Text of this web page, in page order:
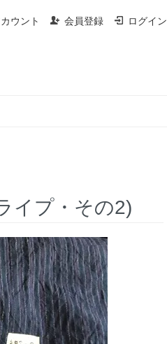
ウント 会員登録 ログイン
イプ・その2)